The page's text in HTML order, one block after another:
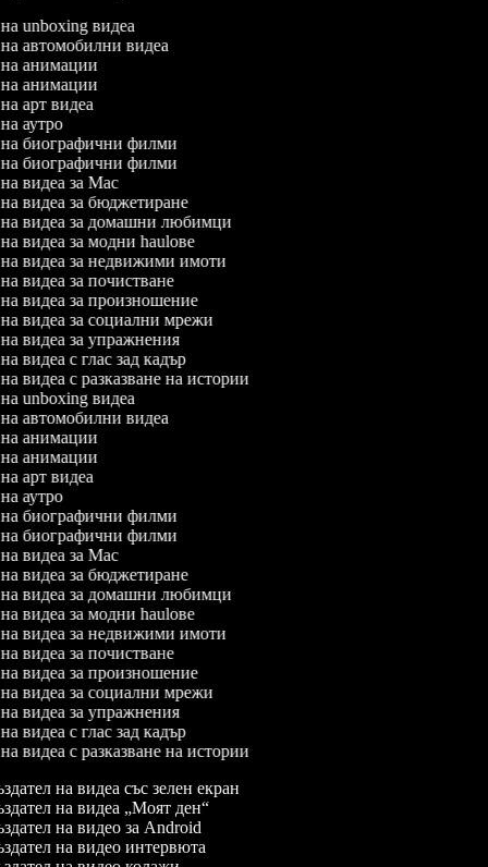
на unboxing видеа
на автомобилни видеа
на анимации
на анимации
на арт видеа
аутро
на биографични филми
на биографични филми
на видеа за Mac
на видеа за бюджетиране
на видеа за домашни любимци
на видеа за модни haulове
на видеа за недвижими имоти
на видеа за почистване
на видеа за произношение
на видеа за социални мрежи
на видеа за упражнения
на видеа с глас зад кадър
на видеа с разказване на истории
на unboxing видеа
на автомобилни видеа
на анимации
на анимации
на арт видеа
аутро
на биографични филми
на биографични филми
на видеа за Mac
на видеа за бюджетиране
на видеа за домашни любимци
на видеа за модни haulове
на видеа за недвижими имоти
на видеа за почистване
на видеа за произношение
на видеа за социални мрежи
на видеа за упражнения
на видеа с глас зад кадър
на видеа с разказване на истории
на видеа със зелен екран
на видеа „Моят ден“
на видео за Android
на видео интервюта